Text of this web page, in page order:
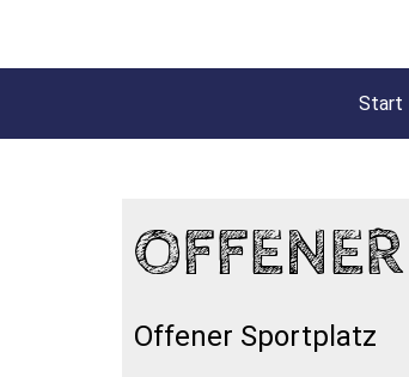
Start
Offener Sportplatz